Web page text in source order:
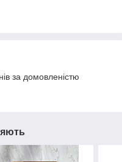
за домовленістю